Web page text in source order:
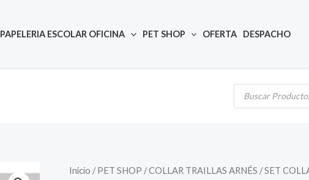
PAPELERIA ESCOLAR OFICINA PET SHOP OFERTA DESPACHO
Búsqueda
Inicio /PET SHOP /COLLAR TRAILLAS ARNÉS /SET
Quantity